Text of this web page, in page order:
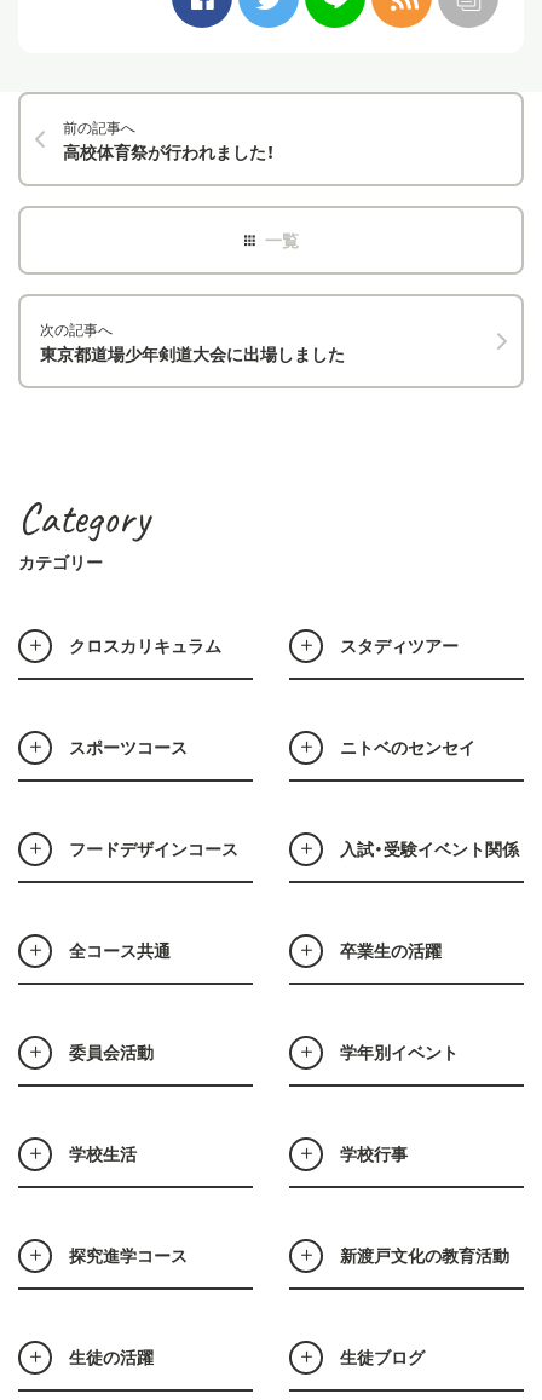
前の記事へ
高校体育祭が行われました！
次の記事へ
東京都道場少年剣道大会に出場しました
Category
カテゴリー
クロスカリキュラム スタディツアー
スポーツコース ニトベのセンセイ
フードデザインコース 入試・受験イベント関係
全コース共通 卒業生の活躍
委員会活動 学年別イベント
学校生活 学校行事
探究進学コース 新渡戸文化の教育活動
生徒の活躍 生徒ブログ